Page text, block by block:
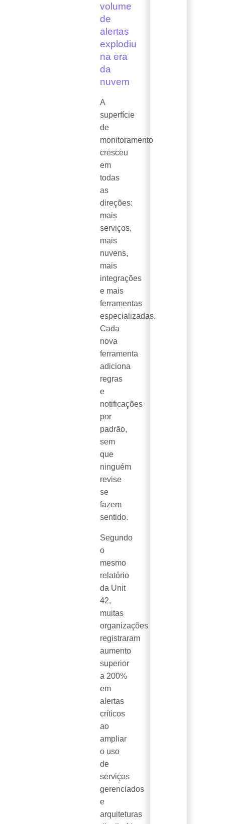
volume
de
alertas
explodiu
na era
da
nuvem
A
superfície
de
monitoramento
cresceu
em
todas
as
direções:
mais
serviços,
mais
nuvens,
mais
integrações
e mais
ferramentas
especializadas.
Cada
nova
ferramenta
adiciona
regras
e
notificações
por
padrão,
sem
que
ninguém
revise
se
fazem
sentido.
Segundo
o
mesmo
relatório
da Unit
42,
muitas
organizações
registraram
aumento
superior
a 200%
em
alertas
críticos
ao
ampliar
o uso
de
serviços
gerenciados
e
arquiteturas